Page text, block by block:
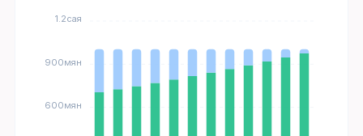
1.2сая
900мян
600мян